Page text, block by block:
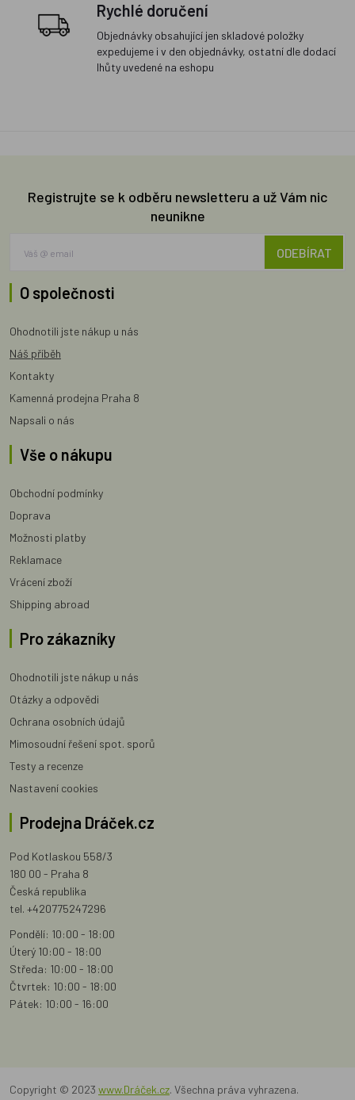
Rychlé doručení
Objednávky obsahující jen skladové položky
expedujeme i v den objednávky, ostatní dle dodací
lhůty uvedené na eshopu
Registrujte se k odběru newsletteru a už Vám nic
neunikne
ODEBÍRAT
O společnosti
Ohodnotili jste nákup u nás
Náš příběh
Kontakty
Kamenná prodejna Praha 8
Napsali o nás
Vše o nákupu
Obchodní podmínky
Doprava
Možnosti platby
Reklamace
Vrácení zboží
Shipping abroad
Pro zákazníky
Ohodnotili jste nákup u nás
Otázky a odpovědi
Ochrana osobních údajů
Mimosoudní řešení spot. sporů
Testy a recenze
Nastavení cookies
Prodejna Dráček.cz
Pod Kotlaskou 558/3
180 00 - Praha 8
Česká republika
tel. +420775247296
Pondělí: 10:00 - 18:00
Úterý 10:00 - 18:00
Středa: 10:00 - 18:00
Čtvrtek: 10:00 - 18:00
Pátek: 10:00 - 16:00
Copyright © 2023 www.Dráček.cz. Všechna práva vyhrazena.